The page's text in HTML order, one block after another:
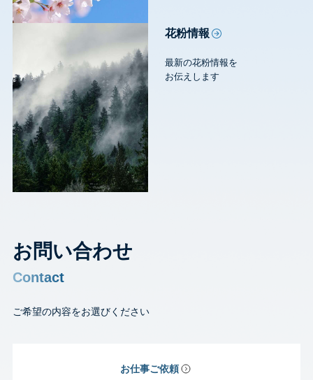
花粉情報
最新の花粉情報を
お伝えします
お問い合わせ
Contact
ご希望の内容をお選びください
お仕事ご依頼